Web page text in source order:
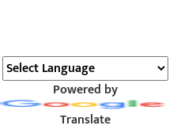
Powered by
Translate